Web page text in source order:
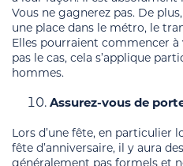
Vous ne gagnerez pas. De
une place dans le métro, le
Elles pourraient commencer à
pas le cas, cela s’applique
hommes.
Assurez-vous de
Lors d’une fête, en particulier
fête d’anniversaire, il y aura
généralement pas formels et